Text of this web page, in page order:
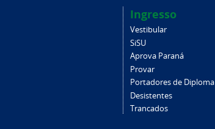
Ingresso
Vestibular
SiSU
Aprova Paraná
Provar
Portadores de Diploma
Desistentes
Trancados